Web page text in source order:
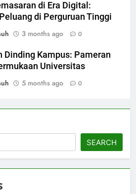
di Era Digital:
di Perguruan Tinggi
3 months ago 0
Dinding Kampus: Pameran
Universitas
5 months ago 0
SEARCH